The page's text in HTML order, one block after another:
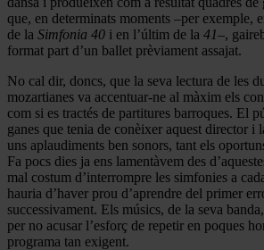
que, en determinats moments –per exemple,
de la Simfonia 40 i en l’últim de la 41–,
format part d’un ballet prèviament assajat.
No cal dir, doncs, que la seva lectura de les
mozartianes va accentuar-ne al màxim els
com si es tractés de partitures barroques. El
ganes que tenia de conèixer aquest director i
uns aplaudiments ben sonors, tant els
Fa pocs dies ja ens lamentàvem des
mal costum d’interrompre les simfonies a
hauria d’haver prou d’aprendre del primer
successivament. Els músics, de la seva
per no acusar l’esforç de repetir en poques
programa tan exigent.